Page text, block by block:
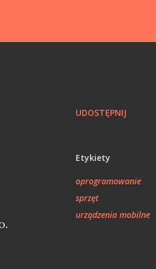
UDOSTĘPNIJ
Etykiety
oprogramowanie
sprzęt
urządzenia mobilne